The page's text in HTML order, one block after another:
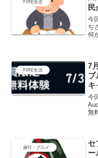
FIRE生活
今
ぢ
何
た
FIRE生活
7
ブ
キ
ご
今
無
た
旅行・グルメ
セ
ー